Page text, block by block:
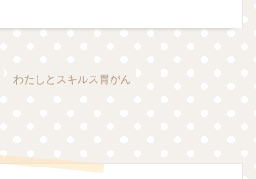
わたしとスキルス胃がん